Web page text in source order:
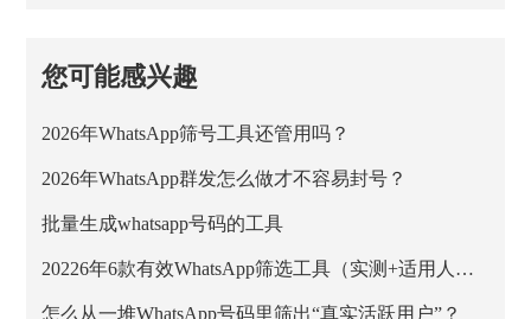
您可能感兴趣
2026年WhatsApp筛号工具还管用吗？
2026年WhatsApp群发怎么做才不容易封号？
批量生成whatsapp号码的工具
20226年6款有效WhatsApp筛选工具（实测+适用人群）
怎么从一堆WhatsApp号码里筛出“真实活跃用户”？